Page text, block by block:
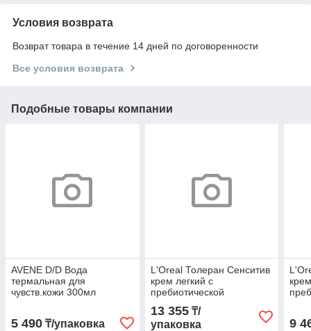
Условия возврата
Возврат товара в течение 14 дней по договоренности
Все условия возврата
Подобные товары компании
AVENE D/D Вода
термальная для
чувств.кожи 300мл
5 490 ₸/упаковка
L'Oreal Толеран Сенситив
крем легкий с
пребиотической
13 355₸/
упаковка
9